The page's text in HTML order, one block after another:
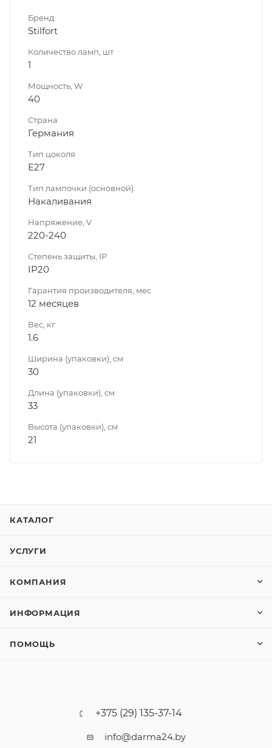
Бренд
Stilfort
Количество ламп, шт
1
Мощность, W
40
Страна
Германия
Тип цоколя
E27
Тип лампочки (основной)
Накаливания
Напряжение, V
220-240
Степень защиты, IP
IP20
Гарантия производителя, мес
12 месяцев
Вес, кг
1.6
Ширина (упаковки), см
30
Длина (упаковки), см
33
Высота (упаковки), см
21
КАТАЛОГ
УСЛУГИ
КОМПАНИЯ
ИНФОРМАЦИЯ
ПОМОЩЬ
+375 (29) 135-37-14
info@darma24.by